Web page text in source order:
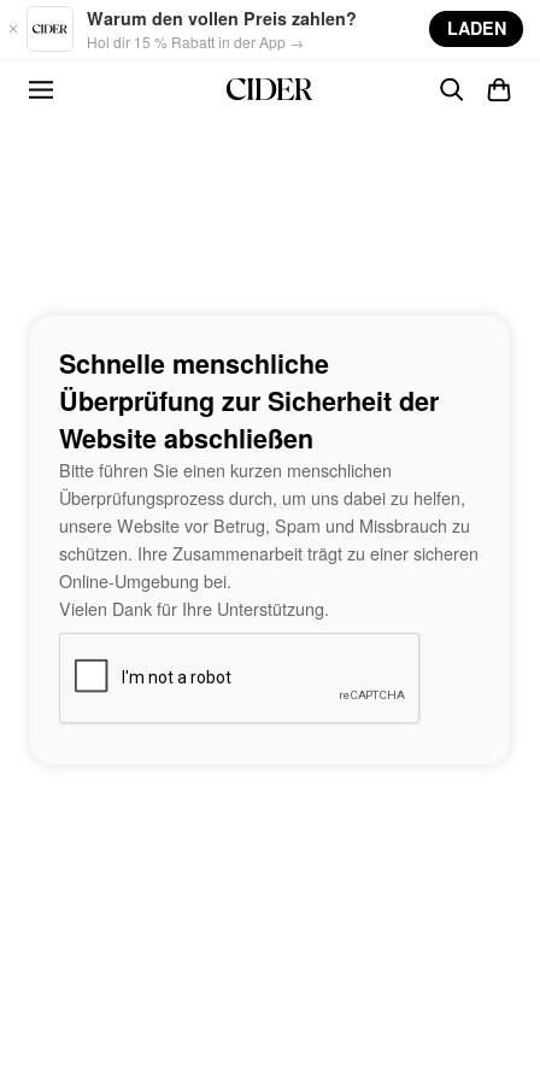
Skip to main content
Warum den vollen Preis zahlen?
Hol dir 15 % Rabatt in der App →
LADEN
Schnelle menschliche
Überprüfung zur Sicherheit der
Website abschließen
Bitte führen Sie einen kurzen menschlichen
Überprüfungsprozess durch, um uns dabei zu helfen,
unsere Website vor Betrug, Spam und Missbrauch zu
schützen. Ihre Zusammenarbeit trägt zu einer sicheren
Online-Umgebung bei.
Vielen Dank für Ihre Unterstützung.